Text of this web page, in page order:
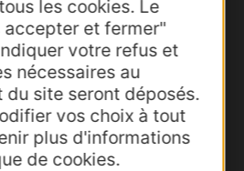
les cookies. Le
accepter et fermer"
votre refus et
nécessaires au
site seront déposés.
vos choix à tout
plus d'informations
de cookies.
6